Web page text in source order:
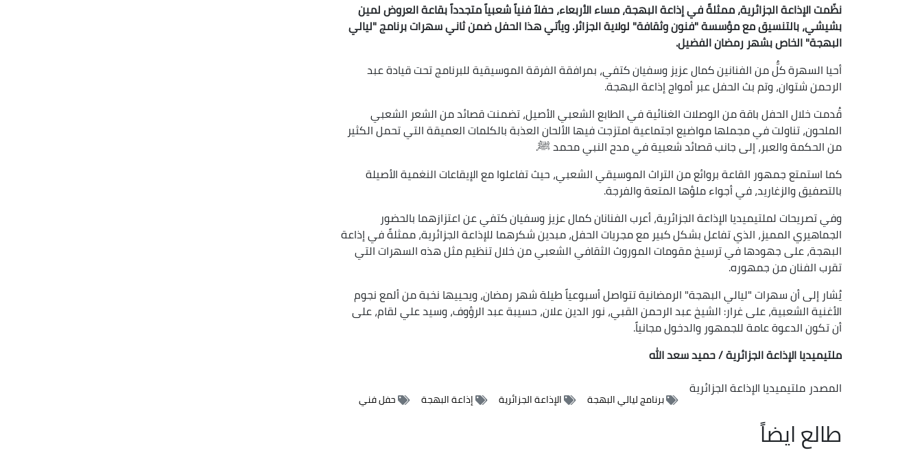
نظّمت الإذاعة الجزائرية، ممثلةً في إذاعة البهجة، مساء الأربعاء، حفلاً فنياً شعبياً متجدداً بقاعة العروض لمين
بشيشي، بالتنسيق مع مؤسسة "فنون وثقافة" لولاية الجزائر. ويأتي هذا الحفل ضمن ثاني سهرات برنامج "ليالي
البهجة" الخاص بشهر رمضان الفضيل.
أحيا السهرة كلٌّ من الفنانين كمال عزيز وسفيان كتفي، بمرافقة الفرقة الموسيقية للبرنامج تحت قيادة عبد
الرحمن شتوان، وتم بث الحفل عبر أمواج إذاعة البهجة.
قُدمت خلال الحفل باقة من الوصلات الغنائية في الطابع الشعبي الأصيل، تضمنت قصائد من الشعر الشعبي
الملحون، تناولت في مجملها مواضيع اجتماعية امتزجت فيها الألحان العذبة بالكلمات العميقة التي تحمل الكثير
من الحكمة والعبر، إلى جانب قصائد شعبية في مدح النبي محمد ﷺ.
كما استمتع جمهور القاعة بروائع من التراث الموسيقي الشعبي، حيث تفاعلوا مع الإيقاعات النغمية الأصيلة
بالتصفيق والزغاريد، في أجواء ملؤها المتعة والفرجة.
وفي تصريحات لملتيميديا الإذاعة الجزائرية، أعرب الفنانان كمال عزيز وسفيان كتفي عن اعتزازهما بالحضور
الجماهيري المميز، الذي تفاعل بشكل كبير مع مجريات الحفل، مبدين شكرهما للإذاعة الجزائرية، ممثلةً في إذاعة
البهجة، على جهودها في ترسيخ مقومات الموروث الثقافي الشعبي من خلال تنظيم مثل هذه السهرات التي
تقرب الفنان من جمهوره.
يُشار إلى أن سهرات "ليالي البهجة" الرمضانية تتواصل أسبوعياً طيلة شهر رمضان، ويحييها نخبة من ألمع نجوم
الأغنية الشعبية، على غرار: الشيخ عبد الرحمن القبي، نور الدين علان، حسيبة عبد الرؤوف، وسيد علي لقام، على
أن تكون الدعوة عامة للجمهور والدخول مجانياً.
ملتيميديا الإذاعة الجزائرية / حميد سعد الله
المصدر ملتيميديا الإذاعة الجزائرية
برنامج ليالي البهجة الإذاعة الجزائرية إذاعة البهجة حفل فني
طالع ايضاً